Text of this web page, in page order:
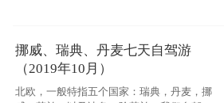
挪威、瑞典、丹麦七天自驾游
（2019年10月）
北欧，一般特指五个国家：瑞典，丹麦，挪